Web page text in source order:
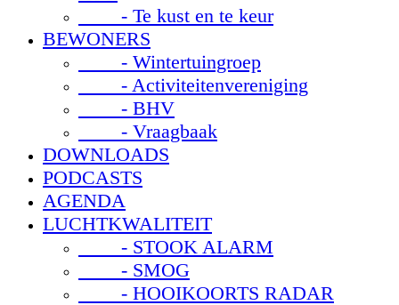
- Te kust en te keur
BEWONERS
- Wintertuingroep
- Activiteitenvereniging
- BHV
- Vraagbaak
DOWNLOADS
PODCASTS
AGENDA
LUCHTKWALITEIT
- STOOK ALARM
- SMOG
- HOOIKOORTS RADAR